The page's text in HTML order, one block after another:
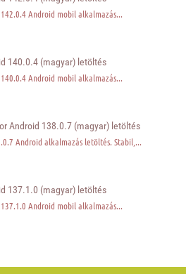
Android mobil alkalmazás...
140.0.4 (magyar) letöltés
Android mobil alkalmazás...
Android 138.0.7 (magyar) letöltés
Android alkalmazás letöltés. Stabil,...
137.1.0 (magyar) letöltés
Android mobil alkalmazás...